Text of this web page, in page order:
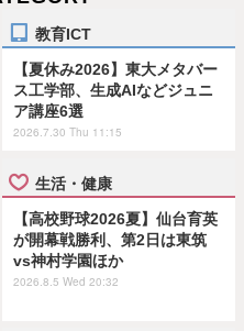
教育ICT
【夏休み2026】東大メタバー
ス工学部、生成AIなどジュニ
ア講座6選
2026.7.30 Thu 11:15
生活・健康
【高校野球2026夏】仙台育英
が開幕戦勝利、第2日は東筑
vs神村学園ほか
2026.8.5 Wed 20:32